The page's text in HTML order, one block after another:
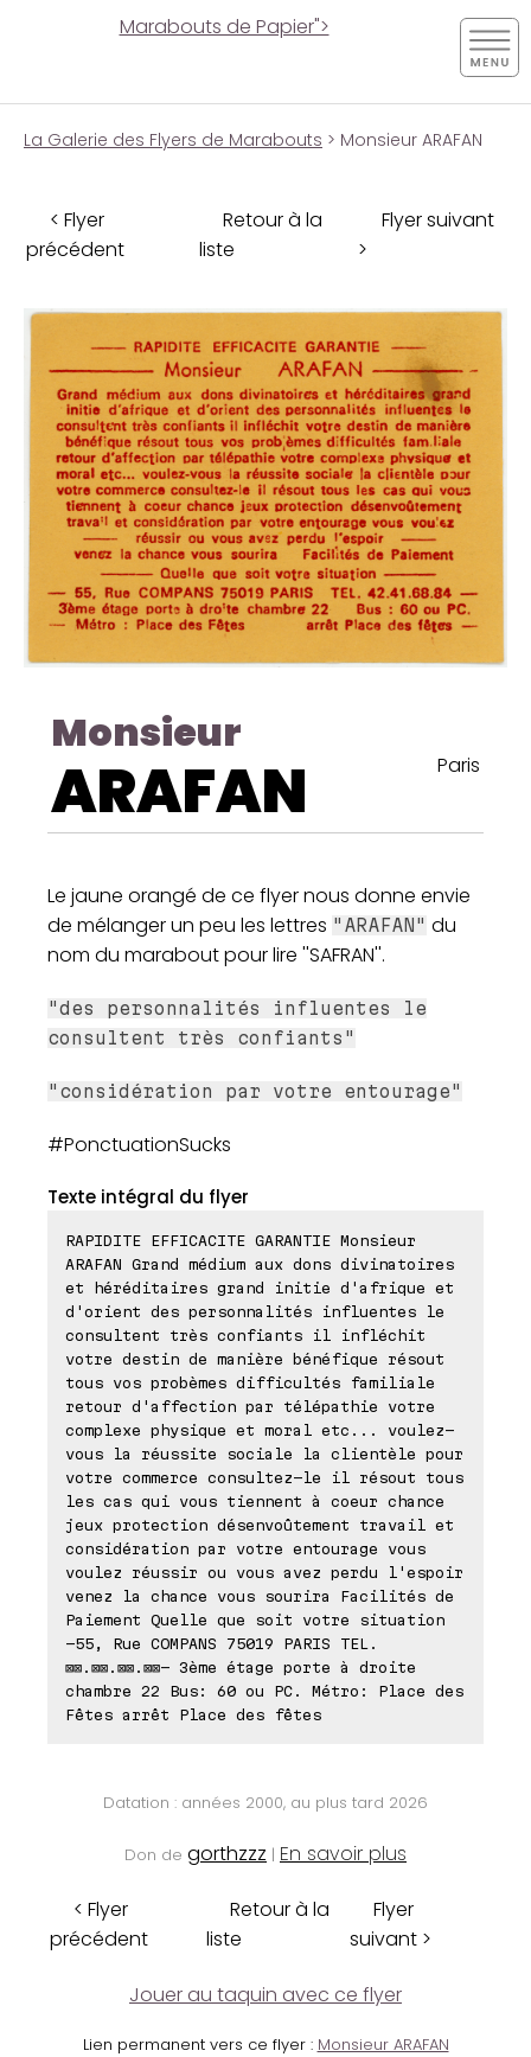
Marabouts de Papier">
La Galerie des Flyers de Marabouts > Monsieur ARAFAN
< Flyer
précédent
Retour à la
liste
Flyer suivant
>
Monsieur
ARAFAN Paris
Le jaune orangé de ce flyer nous donne envie
de mélanger un peu les lettres "ARAFAN" du
nom du marabout pour lire ''SAFRAN''.
"des personnalités influentes le
consultent très confiants"
"considération par votre entourage"
#PonctuationSucks
Texte intégral du flyer
RAPIDITE EFFICACITE GARANTIE Monsieur
ARAFAN Grand médium aux dons divinatoires
et héréditaires grand initie d'afrique et
d'orient des personnalités influentes le
consultent très confiants il infléchit
votre destin de manière bénéfique résout
tous vos probèmes difficultés familiale
retour d'affection par télépathie votre
complexe physique et moral etc... voulez-
vous la réussite sociale la clientèle pour
votre commerce consultez-le il résout tous
les cas qui vous tiennent à coeur chance
jeux protection désenvoûtement travail et
considération par votre entourage vous
voulez réussir ou vous avez perdu l'espoir
venez la chance vous sourira Facilités de
Paiement Quelle que soit votre situation
-55, Rue COMPANS 75019 PARIS TEL.
⊠⊠.⊠⊠.⊠⊠.⊠⊠- 3ème étage porte à droite
chambre 22 Bus: 60 ou PC. Métro: Place des
Fêtes arrêt Place des fêtes
Datation : années 2000, au plus tard 2026
Don de gorthzzz | En savoir plus
< Flyer
précédent
Retour à la
liste
Flyer
suivant >
Jouer au taquin avec ce flyer
Lien permanent vers ce flyer : Monsieur ARAFAN